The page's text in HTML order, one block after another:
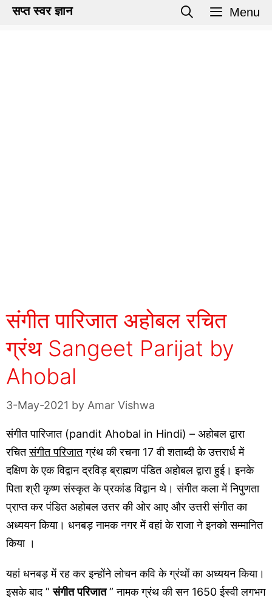
Skipसप्त स्वर ज्ञान Menu
संगीत पारिजात अहोबल रचित
ग्रंथ Sangeet Parijat by
Ahobal
3-May-2021 by Amar Vishwa
संगीत पारिजात (pandit Ahobal in Hindi) – अहोबल द्वारा
रचितसंगीत परिजातग्रंथ की रचना 17 वी शताब्दी के उत्तरार्ध में
दक्षिण के एक विद्वान द्रविड़ ब्राह्मण पंडित अहोबल द्वारा हुई। इनके
पिता श्री कृष्ण संस्कृत के प्रकांड विद्वान थे। संगीत कला में निपुणता
प्राप्त कर पंडित अहोबल उत्तर की ओर आए और उत्तरी संगीत का
अध्ययन किया। धनबड़ नामक नगर में वहां के राजा ने इनको सम्मानित
किया ।
यहां धनबड़ में रह कर इन्होंने लोचन कवि के ग्रंथों का अध्ययन किया।
इसके बाद ”संगीत परिजात” नामक ग्रंथ की सन 1650 ईस्वी लगभग